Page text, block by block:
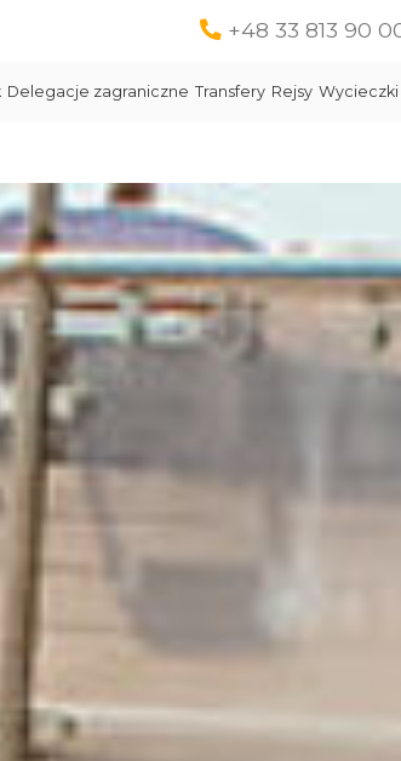
+48 33 813 90
Delegacje zagraniczne Transfery Rejsy Wycieczki